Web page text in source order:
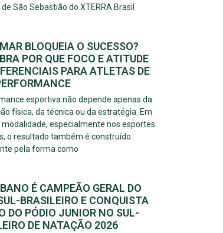
São Sebastião do XTERRA Brasil
BLOQUEIA O SUCESSO?
POR QUE FOCO E ATITUDE
PARA ATLETAS DE
esportiva não depende apenas da
física, da técnica ou da estratégia. Em
especialmente nos esportes
o resultado também é construído
pela forma como
É CAMPEÃO GERAL DO
BRASILEIRO E CONQUISTA
DO PÓDIO JUNIOR NO SUL-
DE NATAÇÃO 2026